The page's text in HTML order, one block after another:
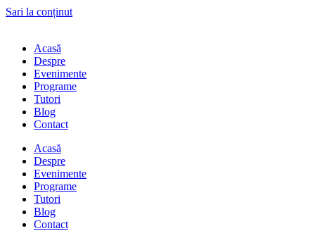
Sari la conținut
Acasă
Despre
Evenimente
Programe
Tutori
Blog
Contact
Acasă
Despre
Evenimente
Programe
Tutori
Blog
Contact